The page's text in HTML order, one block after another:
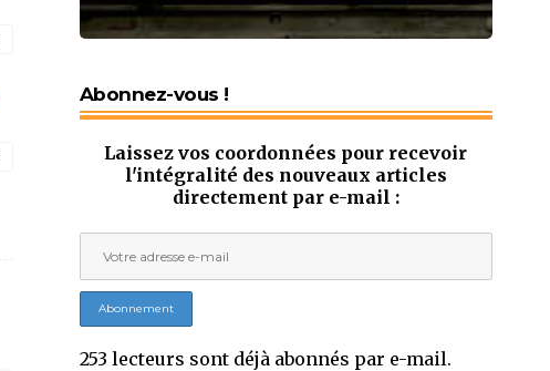
Abonnez-vous !
Laissez vos coordonnées pour recevoir
l'intégralité des nouveaux articles
directement par e-mail :
253 lecteurs sont déjà abonnés par e-mail.